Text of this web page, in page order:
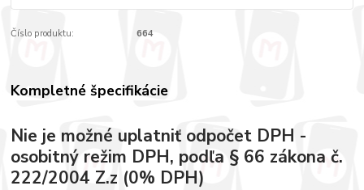
Číslo produktu: 664
Kompletné špecifikácie
Nie je možné uplatniť odpočet DPH -
osobitný režim DPH, podľa § 66 zákona č.
222/2004 Z.z (0% DPH)